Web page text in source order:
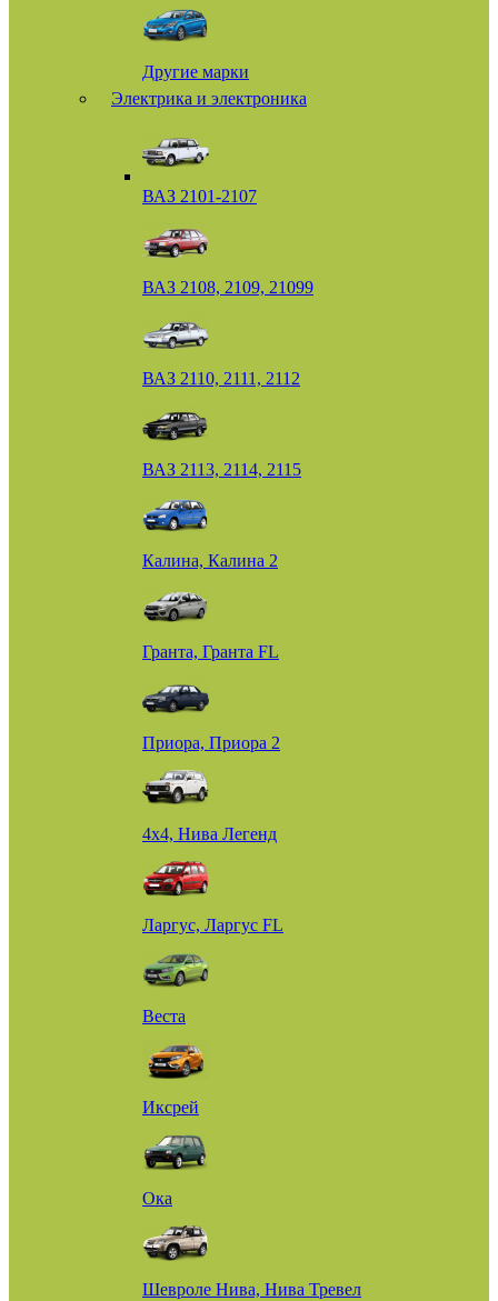
Другие марки
Электрика и электроника
ВАЗ 2101-2107
ВАЗ 2108, 2109, 21099
ВАЗ 2110, 2111, 2112
ВАЗ 2113, 2114, 2115
Калина, Калина 2
Гранта, Гранта FL
Приора, Приора 2
4х4, Нива Легенд
Ларгус, Ларгус FL
Веста
Иксрей
Ока
Шевроле Нива, Нива Тревел